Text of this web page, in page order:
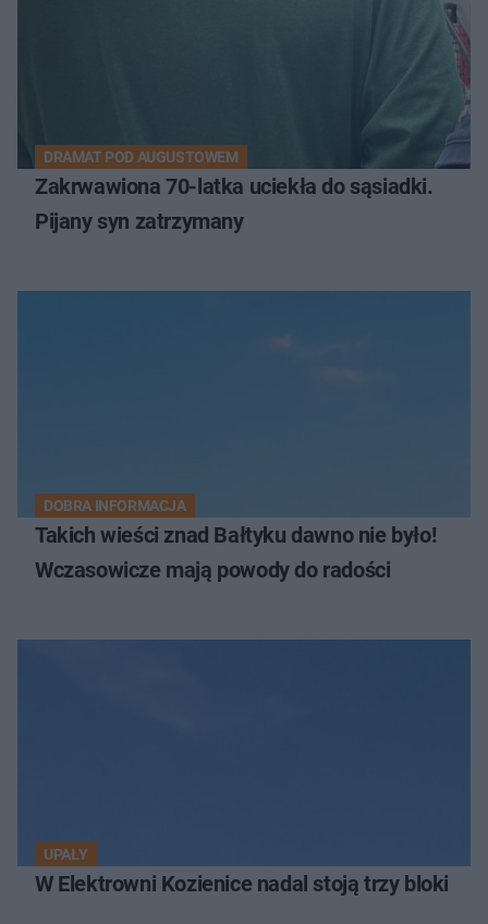
DRAMAT POD AUGUSTOWEM
Zakrwawiona 70-latka uciekła do sąsiadki.
Pijany syn zatrzymany
DOBRA INFORMACJA
Takich wieści znad Bałtyku dawno nie było!
Wczasowicze mają powody do radości
UPAŁY
W Elektrowni Kozienice nadal stoją trzy bloki